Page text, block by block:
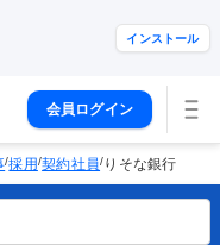
インストール
会員ログイン
/採用/契約社員/りそな銀行